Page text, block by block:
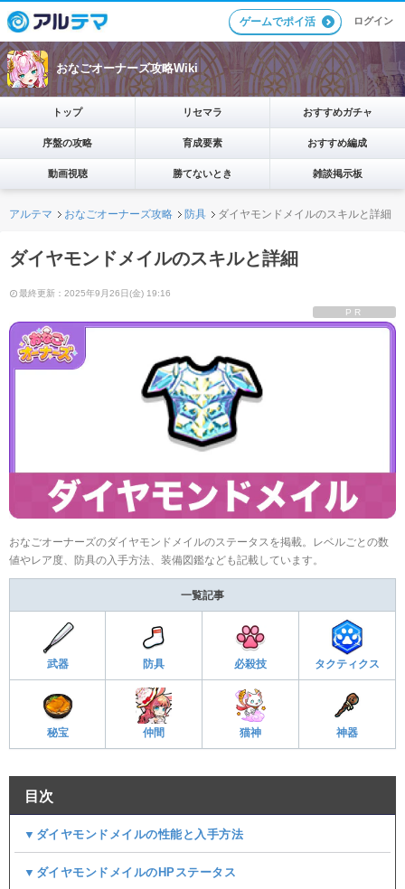
ゲームでポイ活 ログイン
おなごオーナーズ攻略Wiki
トップ リセマラ おすすめガチャ
序盤の攻略 育成要素 おすすめ編成
動画視聴 勝てないとき 雑談掲示板
アルテマ おなごオーナーズ攻略 防具 ダイヤモンドメイルのスキルと詳細
ダイヤモンドメイルのスキルと詳細
最終更新：2025年9月26日(金) 19:16
PR
おなごオーナーズのダイヤモンドメイルのステータスを掲載。レベルごとの数
値やレア度、防具の入手方法、装備図鑑なども記載しています。
一覧記事
武器 防具 必殺技 タクティクス
秘宝 仲間 猫神 神器
目次
▼ダイヤモンドメイルの性能と入手方法
▼ダイヤモンドメイルのHPステータス